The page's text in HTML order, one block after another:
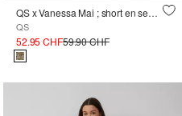
QS x Vanessa Mai ; short en sequins scintillants
QS
52.95 CHF59.90 CHF